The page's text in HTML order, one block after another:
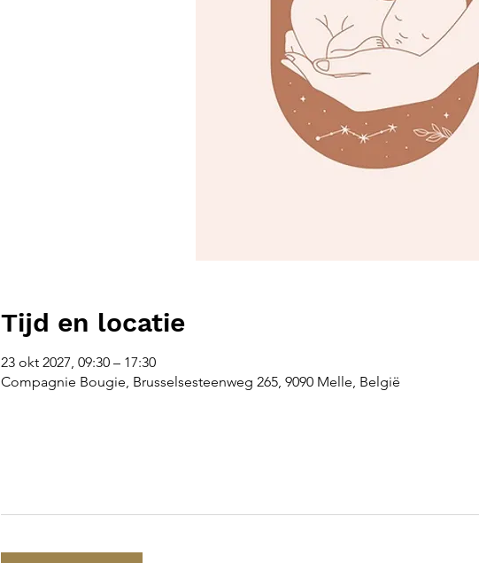
Tijd en locatie
23 okt 2027, 09:30 – 17:30
Compagnie Bougie, Brusselsesteenweg 265, 9090 Melle, België